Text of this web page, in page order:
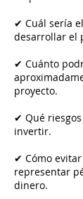
✔ Cuál sería
desarrollar el
✔ Cuánto
proyecto.
✔ Qué
invertir.
✔ Cómo
representar
dinero.